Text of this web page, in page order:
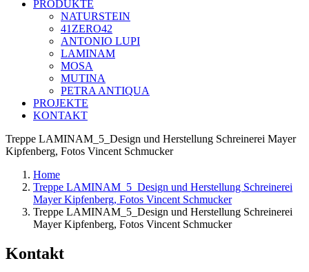
PRODUKTE
NATURSTEIN
41ZERO42
ANTONIO LUPI
LAMINAM
MOSA
MUTINA
PETRA ANTIQUA
PROJEKTE
KONTAKT
Treppe LAMINAM_5_Design und Herstellung Schreinerei Mayer
Kipfenberg, Fotos Vincent Schmucker
Home
Treppe LAMINAM_5_Design und Herstellung Schreinerei
Mayer Kipfenberg, Fotos Vincent Schmucker
Treppe LAMINAM_5_Design und Herstellung Schreinerei
Mayer Kipfenberg, Fotos Vincent Schmucker
Kontakt